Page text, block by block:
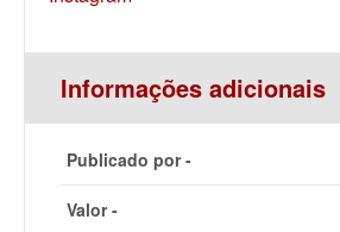
Informações adicionais
Publicado por -
Valor -